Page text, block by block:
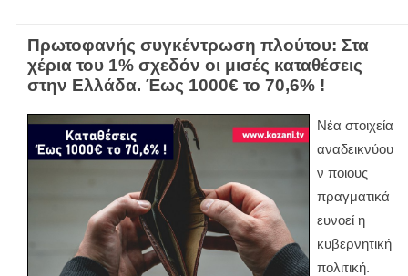
Πρωτοφανής συγκέντρωση πλούτου: Στα
χέρια του 1% σχεδόν οι μισές καταθέσεις
στην Ελλάδα. Έως 1000€ το 70,6% !
Νέα στοιχεία
αναδεικνύου
ν ποιους
πραγματικά
ευνοεί η
κυβερνητική
πολιτική.